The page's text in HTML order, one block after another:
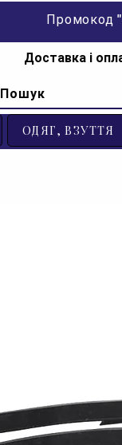
Промокод
Доставка і
Пошук
ОДЯГ, ВЗУТТЯ